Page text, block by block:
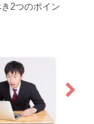
2つのポイン